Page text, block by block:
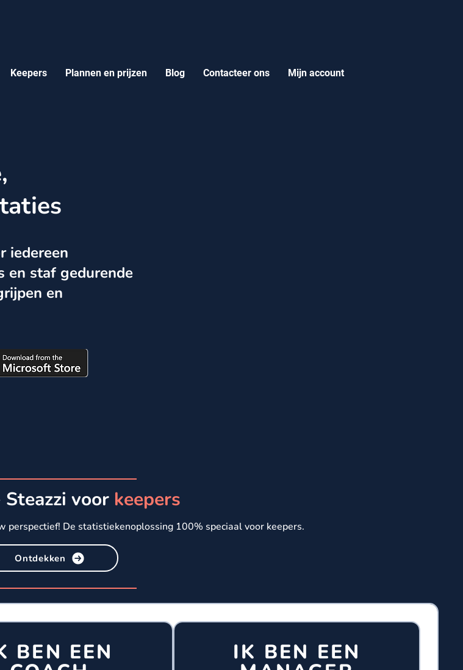
Keepers Plannen en prijzen Blog Contacteer ons Mijn account
iedereen
en staf gedurende
en
voor keepers
perspectief! De statistiekenoplossing 100% speciaal voor keepers.
Ontdekken
BEN EEN IK BEN EEN